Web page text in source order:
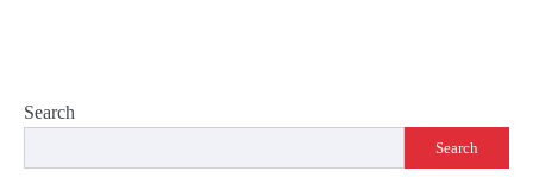
Search
Search